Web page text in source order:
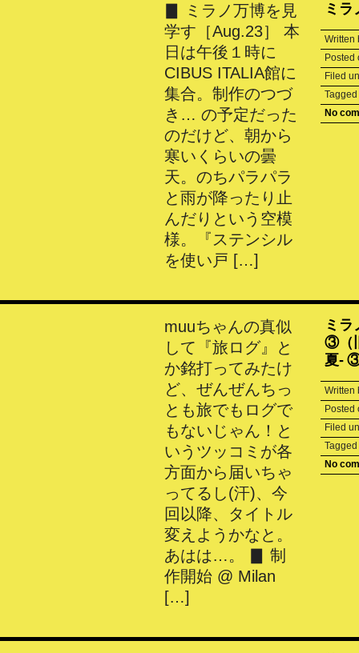
ミ
Written
Posted
Filed
Tagged
No
▊ ミラノ万博を見
学す［Aug.23］ 本
日は午後１時に
CIBUS ITALIA館に
集合。制作のつづ
き… の予定だった
のだけど、朝から
寒いくらいの曇
天。のちパラパラ
と雨が降ったり止
んだりという空模
様。『ステンシル
を使い戸 […]
ミラ
③（
夏-
Written
Posted
Filed
Tagged
No
muuちゃんの真似
して『旅ログ』と
か銘打ってみたけ
ど、ぜんぜんちっ
とも旅でもログで
もないじゃん！と
いうツッコミが各
方面から届いちゃ
ってるし(汗)、今
回以降、タイトル
変えようかなと。
あはは…。 ▊ 制
作開始 @ Milan
[…]